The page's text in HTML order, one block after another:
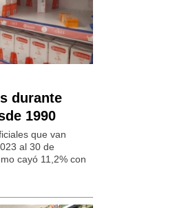
durante
1990
que van
al 30 de
cayó 11,2% con